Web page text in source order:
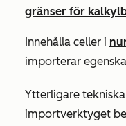
gränser för
Innehålla celler i
importerar
Ytterligare
importverktyget